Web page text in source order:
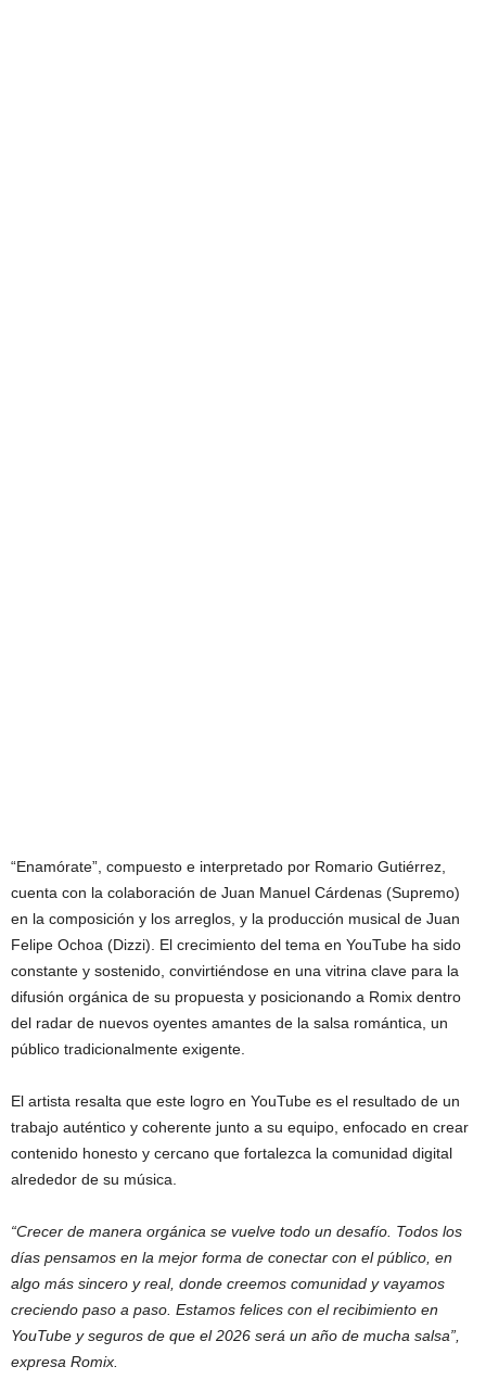
“Enamórate”, compuesto e interpretado por Romario Gutiérrez,
cuenta con la colaboración de Juan Manuel Cárdenas (Supremo)
en la composición y los arreglos, y la producción musical de Juan
Felipe Ochoa (Dizzi). El crecimiento del tema en YouTube ha sido
constante y sostenido, convirtiéndose en una vitrina clave para la
difusión orgánica de su propuesta y posicionando a Romix dentro
del radar de nuevos oyentes amantes de la salsa romántica, un
público tradicionalmente exigente.
El artista resalta que este logro en YouTube es el resultado de un
trabajo auténtico y coherente junto a su equipo, enfocado en crear
contenido honesto y cercano que fortalezca la comunidad digital
alrededor de su música.
“Crecer de manera orgánica se vuelve todo un desafío. Todos los
días pensamos en la mejor forma de conectar con el público, en
algo más sincero y real, donde creemos comunidad y vayamos
creciendo paso a paso. Estamos felices con el recibimiento en
YouTube y seguros de que el 2026 será un año de mucha salsa”,
expresa Romix.